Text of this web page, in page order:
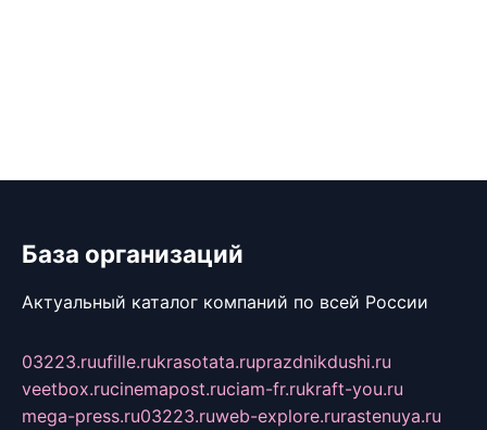
База организаций
Актуальный каталог компаний по всей России
03223.ruufille.rukrasotata.ruprazdnikdushi.ru
veetbox.rucinemapost.ruciam-fr.rukraft-you.ru
mega-press.ru03223.ruweb-explore.rurastenuya.ru